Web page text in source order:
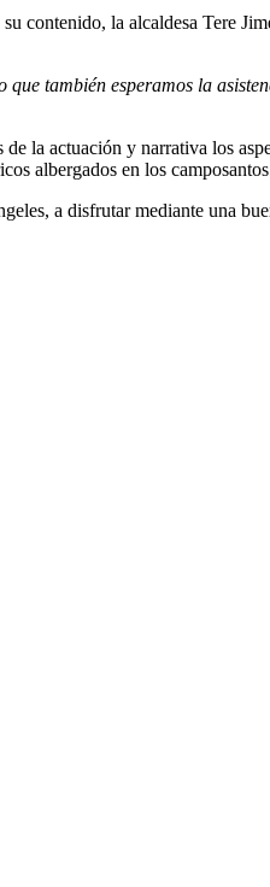
contenido, la alcaldesa Tere
también esperamos la
la actuación y narrativa los
albergados en los
a disfrutar mediante una